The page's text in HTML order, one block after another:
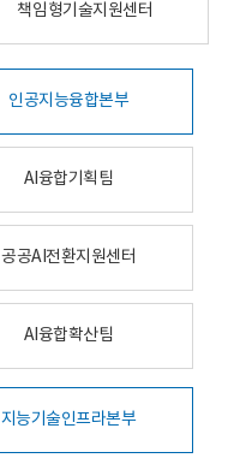
책임형기술지원센터
인공지능융합본부
AI융합기획팀
공공AI전환지원센터
AI융합확산팀
지능기술인프라본부